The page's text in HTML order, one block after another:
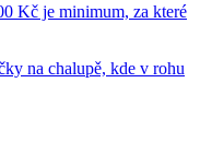
Kč je minimum, za které
na chalupě, kde v rohu